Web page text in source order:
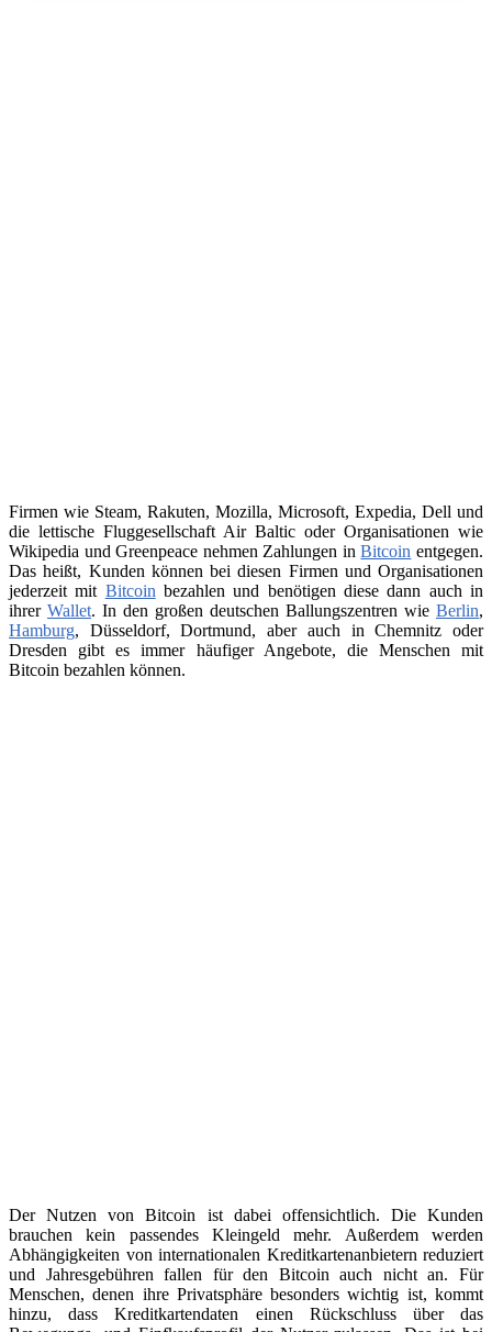
Firmen wie Steam, Rakuten, Mozilla, Microsoft, Expedia, Dell und
die lettische Fluggesellschaft Air Baltic oder Organisationen wie
Wikipedia und Greenpeace nehmen Zahlungen inBitcoin entgegen.
Das heißt, Kunden können bei diesen Firmen und Organisationen
jederzeit mit Bitcoin bezahlen und benötigen diese dann auch in
ihrer Wallet. In den großen deutschen Ballungszentren wie Berlin,
Hamburg, Düsseldorf, Dortmund, aber auch in Chemnitz oder
Dresden gibt es immer häufiger Angebote, die Menschen mit
Bitcoin bezahlen können.
Der Nutzen von Bitcoin ist dabei offensichtlich. Die Kunden
brauchen kein passendes Kleingeld mehr. Außerdem werden
Abhängigkeiten von internationalen Kreditkartenanbietern reduziert
und Jahresgebühren fallen für den Bitcoin auch nicht an. Für
Menschen, denen ihre Privatsphäre besonders wichtig ist, kommt
hinzu, dass Kreditkartendaten einen Rückschluss über das